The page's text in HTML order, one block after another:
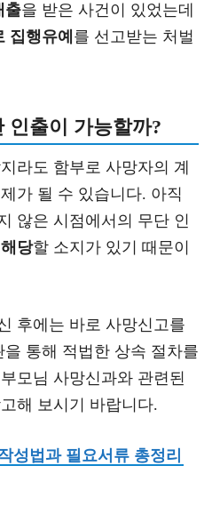
출을 받은 사건이 있었는데
집행유예 를 선고받는 처벌
인출이 가능할까?
라도 함부로 사망자의 계
가 될 수 있습니다. 아직
않은 시점에서의 무단 인
당할 소지가 있기 때문이
후에는 바로 사망신고를
통해 적법한 상속 절차를
모님 사망신과와 관련된
해 보시기 바랍니다.
성법과 필요서류 총정리